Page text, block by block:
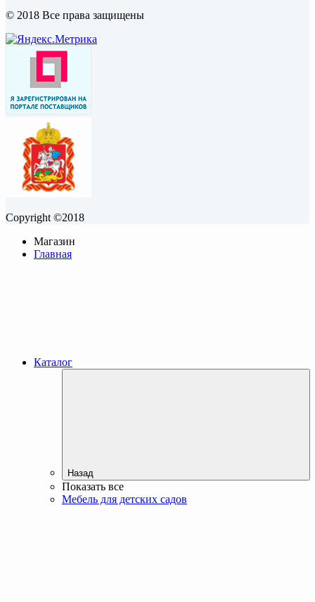
© 2018 Все права защищены
Copyright ©2018
Магазин
Главная
Каталог
Назад
Показать все
Мебель для детских садов